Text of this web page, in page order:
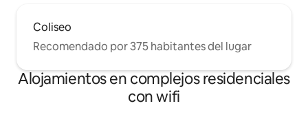
Coliseo
Recomendado por 375 habitantes del lugar
Alojamientos en complejos residenciales
con wifi